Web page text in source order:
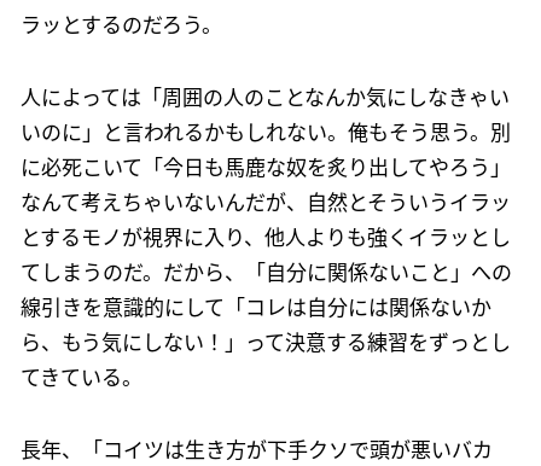
ラッとするのだろう。
人によっては「周囲の人のことなんか気にしなきゃい
いのに」と言われるかもしれない。俺もそう思う。別
に必死こいて「今日も馬鹿な奴を炙り出してやろう」
なんて考えちゃいないんだが、自然とそういうイラッ
とするモノが視界に入り、他人よりも強くイラッとし
てしまうのだ。だから、「自分に関係ないこと」への
線引きを意識的にして「コレは自分には関係ないか
ら、もう気にしない！」って決意する練習をずっとし
てきている。
長年、「コイツは生き方が下手クソで頭が悪いバカ